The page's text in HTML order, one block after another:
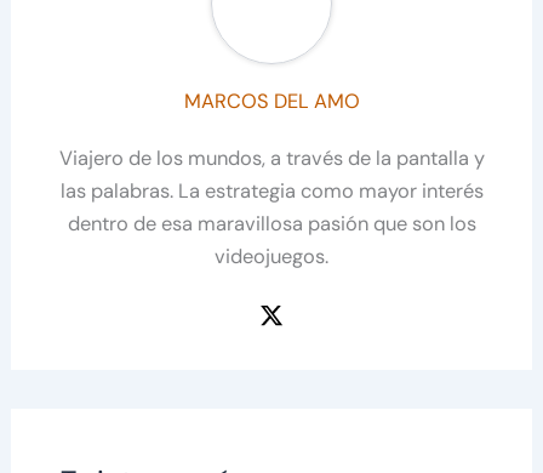
MARCOS DEL AMO
Viajero de los mundos, a través de la pantalla y
las palabras. La estrategia como mayor interés
dentro de esa maravillosa pasión que son los
videojuegos.